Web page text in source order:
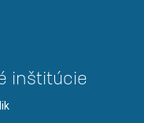
inštitúcie